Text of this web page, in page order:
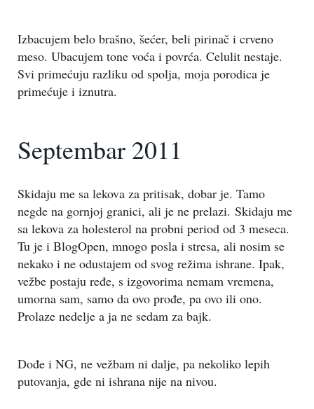
Izbacujem belo brašno, šećer, beli pirinač i crveno
meso. Ubacujem tone voća i povrća. Celulit nestaje.
Svi primećuju razliku od spolja, moja porodica je
primećuje i iznutra.
Septembar 2011
Skidaju me sa lekova za pritisak, dobar je. Tamo
negde na gornjoj granici, ali je ne prelazi. Skidaju me
sa lekova za holesterol na probni period od 3 meseca.
Tu je i BlogOpen, mnogo posla i stresa, ali nosim se
nekako i ne odustajem od svog režima ishrane. Ipak,
vežbe postaju ređe, s izgovorima nemam vremena,
umorna sam, samo da ovo prođe, pa ovo ili ono.
Prolaze nedelje a ja ne sedam za bajk.
Dođe i NG, ne vežbam ni dalje, pa nekoliko lepih
putovanja, gde ni ishrana nije na nivou.